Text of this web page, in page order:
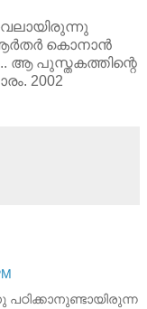
ആര്‍തര്‍ കൊനാന്‍
ആ പുസ്തകത്തിന്റെ
2002